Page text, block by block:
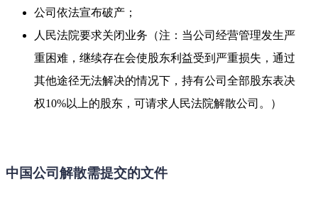
公司依法宣布破产；
人民法院要求关闭业务（注：当公司经营管理发生严
重困难，继续存在会使股东利益受到严重损失，通过
其他途径无法解决的情况下，持有公司全部股东表决
权10%以上的股东，可请求人民法院解散公司。）
中国公司解散需提交的文件